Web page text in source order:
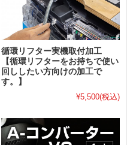
循環リフター実機取付加工
【循環リフターをお持ちで使い
回ししたい方向けの加工で
す。】
¥5,500(税込)